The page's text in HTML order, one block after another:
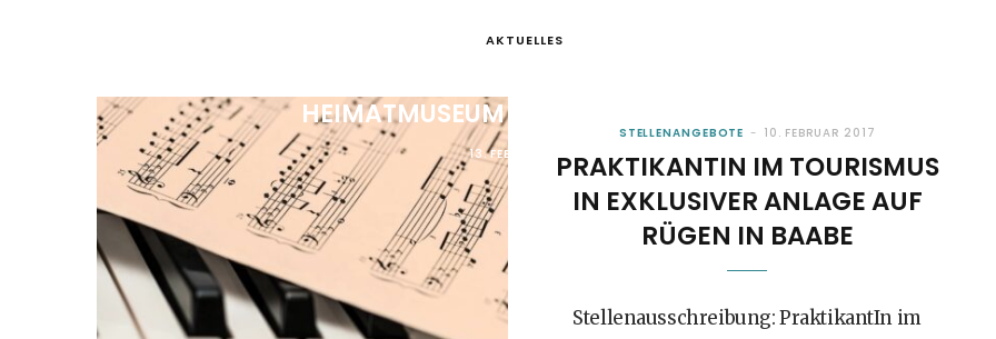
AKTUELLES
HEIMATMUSEUM BEGINNEN IM MÄRZ
13. FEBRUAR 2017
STELLENANGEBOTE 10. FEBRUAR 2017
PRAKTIKANTIN IM TOURISMUS
IN EXKLUSIVER ANLAGE AUF
RÜGEN IN BAABE
Stellenausschreibung: PraktikantIn im